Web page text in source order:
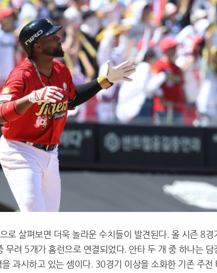
로 살펴보면 더욱 놀라운 수치들이 발견된다. 올 시즌 8경
무려 5개가 홈런으로 연결되었다. 안타 두 개 중 하나는 담
과시하고 있는 셈이다. 30경기 이상을 소화한 기존 주전